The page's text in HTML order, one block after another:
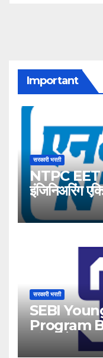
Important
सरकारी भरती
NTPC
इंजिनिअरिंग
सरकारी भरती
SEBI
Program
‘यंग